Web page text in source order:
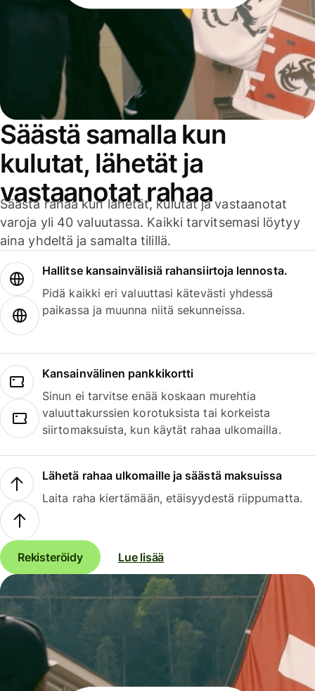
Säästä samalla kun
kulutat, lähetät ja
vastaanotat rahaa
Säästä rahaa kun lähetät, kulutat ja vastaanotat
varoja yli 40 valuutassa. Kaikki tarvitsemasi löytyy
aina yhdeltä ja samalta tilillä.
Hallitse kansainvälisiä rahansiirtoja lennosta.
Pidä kaikki eri valuuttasi kätevästi yhdessä
paikassa ja muunna niitä sekunneissa.
Kansainvälinen pankkikortti
Sinun ei tarvitse enää koskaan murehtia
valuuttakurssien korotuksista tai korkeista
siirtomaksuista, kun käytät rahaa ulkomailla.
Lähetä rahaa ulkomaille ja säästä maksuissa
Laita raha kiertämään, etäisyydestä riippumatta.
Rekisteröidy Lue lisää